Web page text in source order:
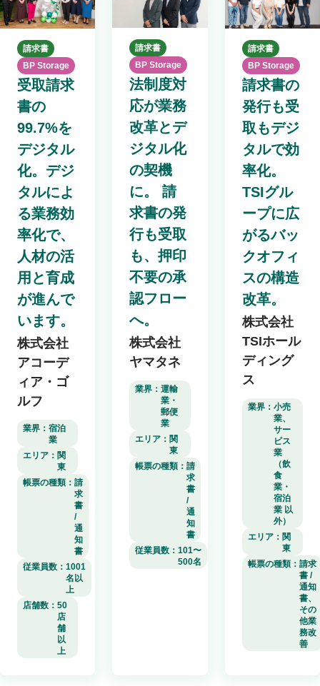
請求書
BP Storage
受取請求
書の
99.7%を
デジタル
化。デジ
タルによ
る業務効
率化で、
人材の活
用と育成
が進んで
います。
株式会社
アコーデ
ィア・ゴ
ルフ
業界： 宿泊
業
エリア： 関
東
帳票の種類： 請
求
書
/
通
知
書
従業員数： 1001
名以
上
店舗数： 50
店
舗
以
上
請求書
BP Storage
法制度対
応が業務
改革とデ
ジタル化
の契機
に。 請
求書の発
行も受取
も、押印
不要の承
認フロー
へ。
株式会社
ヤマタネ
業界：運輸
業・
郵便
業
エリア： 関
東
帳票の種類：請
求
書
/
通
知
書
従業員数：101〜
500名
請求書
BP Storage
請求書の
発行も受
取もデジ
タルで効
率化。
TSIグル
ープに広
がるバッ
クオフィ
スの構造
改革。
株式会社
TSIホール
ディング
ス
業界： 小売
業、
サー
ビス
業
（飲
食
業・
宿泊
業 以
外）
エリア： 関
東
帳票の種類： 請求
書 /
通知
書、
その
他業
務改
善